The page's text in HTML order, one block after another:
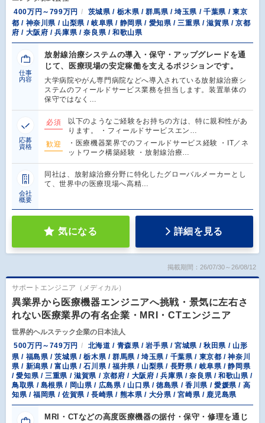
400万円～799万円
茨城県 / 栃木県 / 群馬県 / 埼玉県 / 千葉県 / 東京
都 / 神奈川県 / 山梨県 / 岐阜県 / 静岡県 / 愛知県 / 三重県 / 滋賀県 / 京都
府 / 大阪府 / 兵庫県 / 奈良県 / 和歌山県
仕事
内容
放射線治療システムの導入・保守・アップグレードを通
じて、医療現場の安定稼働を支えるポジションです。
大学病院やがん専門病院などへ導入されている放射線治療シ
ステムのフィールドサービス業務を担当します。装置単体の
保守ではなく…
応募
資格
必須
以下のようなご経験をお持ちの方は、特に親和性があ
ります。 ・フィールドサービスエン…
歓迎
・医療機器業界でのフィールドサービス経験 ・IT／ネ
ットワーク構築経験 ・放射線治療…
会社
概要
同社は、放射線治療分野に特化したグローバルメーカーとし
て、世界中の医療現場へ高精…
気になる 詳細を見る
掲載期間：26/07/30～26/08/12
サポートエンジニア（メディカル）
異業界から医療機器エンジニアへ挑戦・景気に左右さ
れない医療業界の有名企業・MRI・CTエンジニア
世界的ヘルステック企業の日本法人
500万円～749万円
北海道 / 青森県 / 岩手県 / 宮城県 / 秋田県 / 山形
県 / 福島県 / 茨城県 / 栃木県 / 群馬県 / 埼玉県 / 千葉県 / 東京都 / 神奈川
県 / 新潟県 / 富山県 / 石川県 / 福井県 / 山梨県 / 長野県 / 岐阜県 / 静岡県
/ 愛知県 / 三重県 / 滋賀県 / 京都府 / 大阪府 / 兵庫県 / 奈良県 / 和歌山県 /
鳥取県 / 島根県 / 岡山県 / 広島県 / 山口県 / 徳島県 / 香川県 / 愛媛県 / 高
知県 / 福岡県 / 佐賀県 / 長崎県 / 熊本県 / 大分県 / 宮崎県 / 鹿児島県
MRI・CTなどの高度医療機器の据付・保守・修理を通じ